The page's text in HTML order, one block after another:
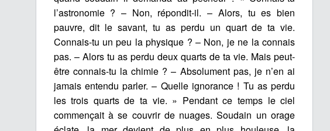
l’astronomie ? – Non, répondit-il. – Alors, tu es bien
pauvre, dit le savant, tu as perdu un quart de ta vie.
Connais-tu un peu la physique ? – Non, je ne la connais
pas. – Alors tu as perdu deux quarts de ta vie. Mais peut-
être connais-tu la chimie ? – Absolument pas, je n’en ai
jamais entendu parler. – Quelle ignorance ! Tu as perdu
les trois quarts de ta vie. » Pendant ce temps le ciel
commençait à se couvrir de nuages. Soudain un orage